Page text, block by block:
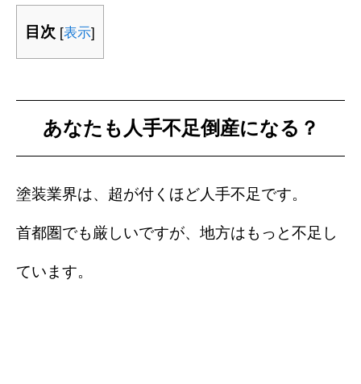
目次 [表示]
あなたも人手不足倒産になる？
塗装業界は、超が付くほど人手不足です。
首都圏でも厳しいですが、地方はもっと不足し
ています。